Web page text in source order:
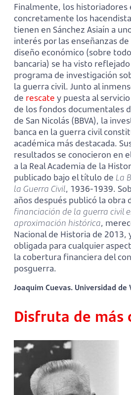
Finalmente, los historiadores
concretamente los
tienen en Sánchez Asiaín a
interés por las enseñanzas
diseño económico (sobre
bancaria) se ha visto
programa de investigación
la guerra civil. Junto al
de rescate y puesta al
de los fondos documentales
de San Nicolás (BBVA), la
banca en la guerra civil
académica más destacada.
resultados se conocieron en
a la Real Academia de la
publicado bajo el título de La
la Guerra Civil, 1936-1939.
años después publicó la obra
financiación de la guerra civil
aproximación histórica,
Nacional de Historia de 2013,
obligada para cualquier
la cobertura financiera del
posguerra.
Joaquim Cuevas. Universidad de
Disfruta de más